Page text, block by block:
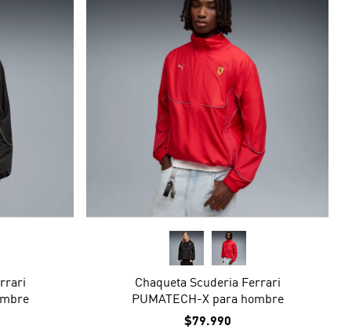
Chaqueta Scuderia Ferrari
PUMATECH-X para hombre
$79.990